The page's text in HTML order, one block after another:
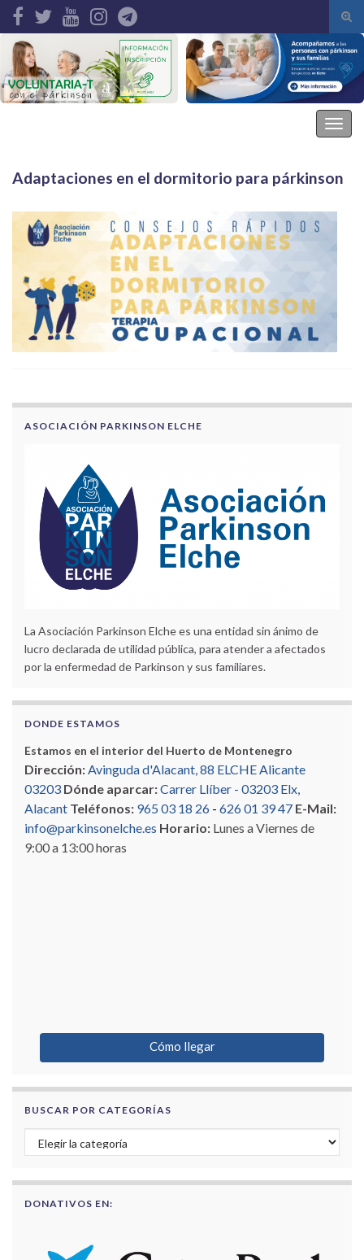
de
Search for:
Adaptaciones en el dormitorio para párkinson
ASOCIACIÓN PARKINSON ELCHE
La Asociación Parkinson Elche es una entidad sin ánimo de
lucro declarada de utilidad pública, para atender a afectados
por la enfermedad de Parkinson y sus familiares.
DONDE ESTAMOS
Estamos en el interior del Huerto de Montenegro
Dirección:Avinguda d'Alacant, 88 ELCHE Alicante
03203 Dónde aparcar:Carrer Llíber - 03203 Elx,
Alacant Teléfonos: 965 03 18 26 - 626 01 39 47 E-Mail:
info@parkinsonelche.es Horario: Lunes a Viernes de
9:00 a 13:00 horas
Cómo llegar
BUSCAR POR CATEGORÍAS
Buscar por categorías
DONATIVOS EN: